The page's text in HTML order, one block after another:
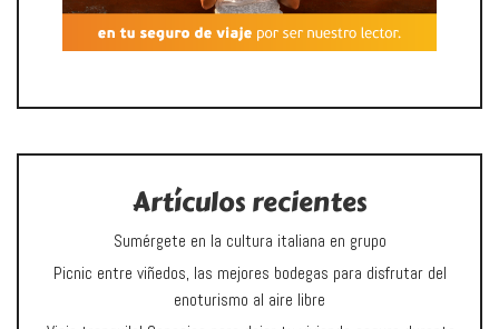
Artículos recientes
Sumérgete en la cultura italiana en grupo
Picnic entre viñedos, las mejores bodegas para disfrutar del
enoturismo al aire libre